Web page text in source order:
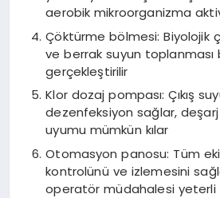
aerobik mikroorganizma
Çöktürme bölmesi: Biyolojik
ve berrak suyun
gerçekleştirilir
Klor dozaj pompası: Çıkış
dezenfeksiyon sağlar,
uyumu mümkün kılar
Otomasyon panosu: Tüm
kontrolünü ve izlemesini
operatör müdahalesi yeterli